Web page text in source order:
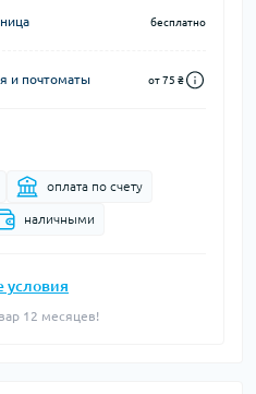
бесплатно
и почтоматы от 75 ₴
оплата по счету
наличными
условия
12 месяцев!